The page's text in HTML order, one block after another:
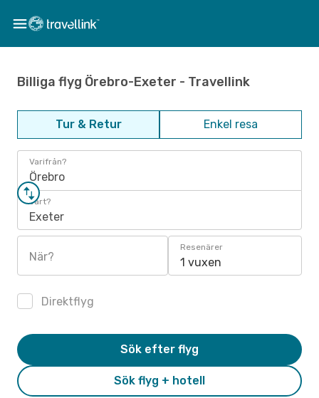
Billiga flyg Örebro-Exeter - Travellink
Tur & Retur Enkel resa
Varifrån?
Örebro
Vart?
Exeter
När?
Resenärer
1 vuxen
Direktflyg
Sök flyg + hotell
Sök efter flyg